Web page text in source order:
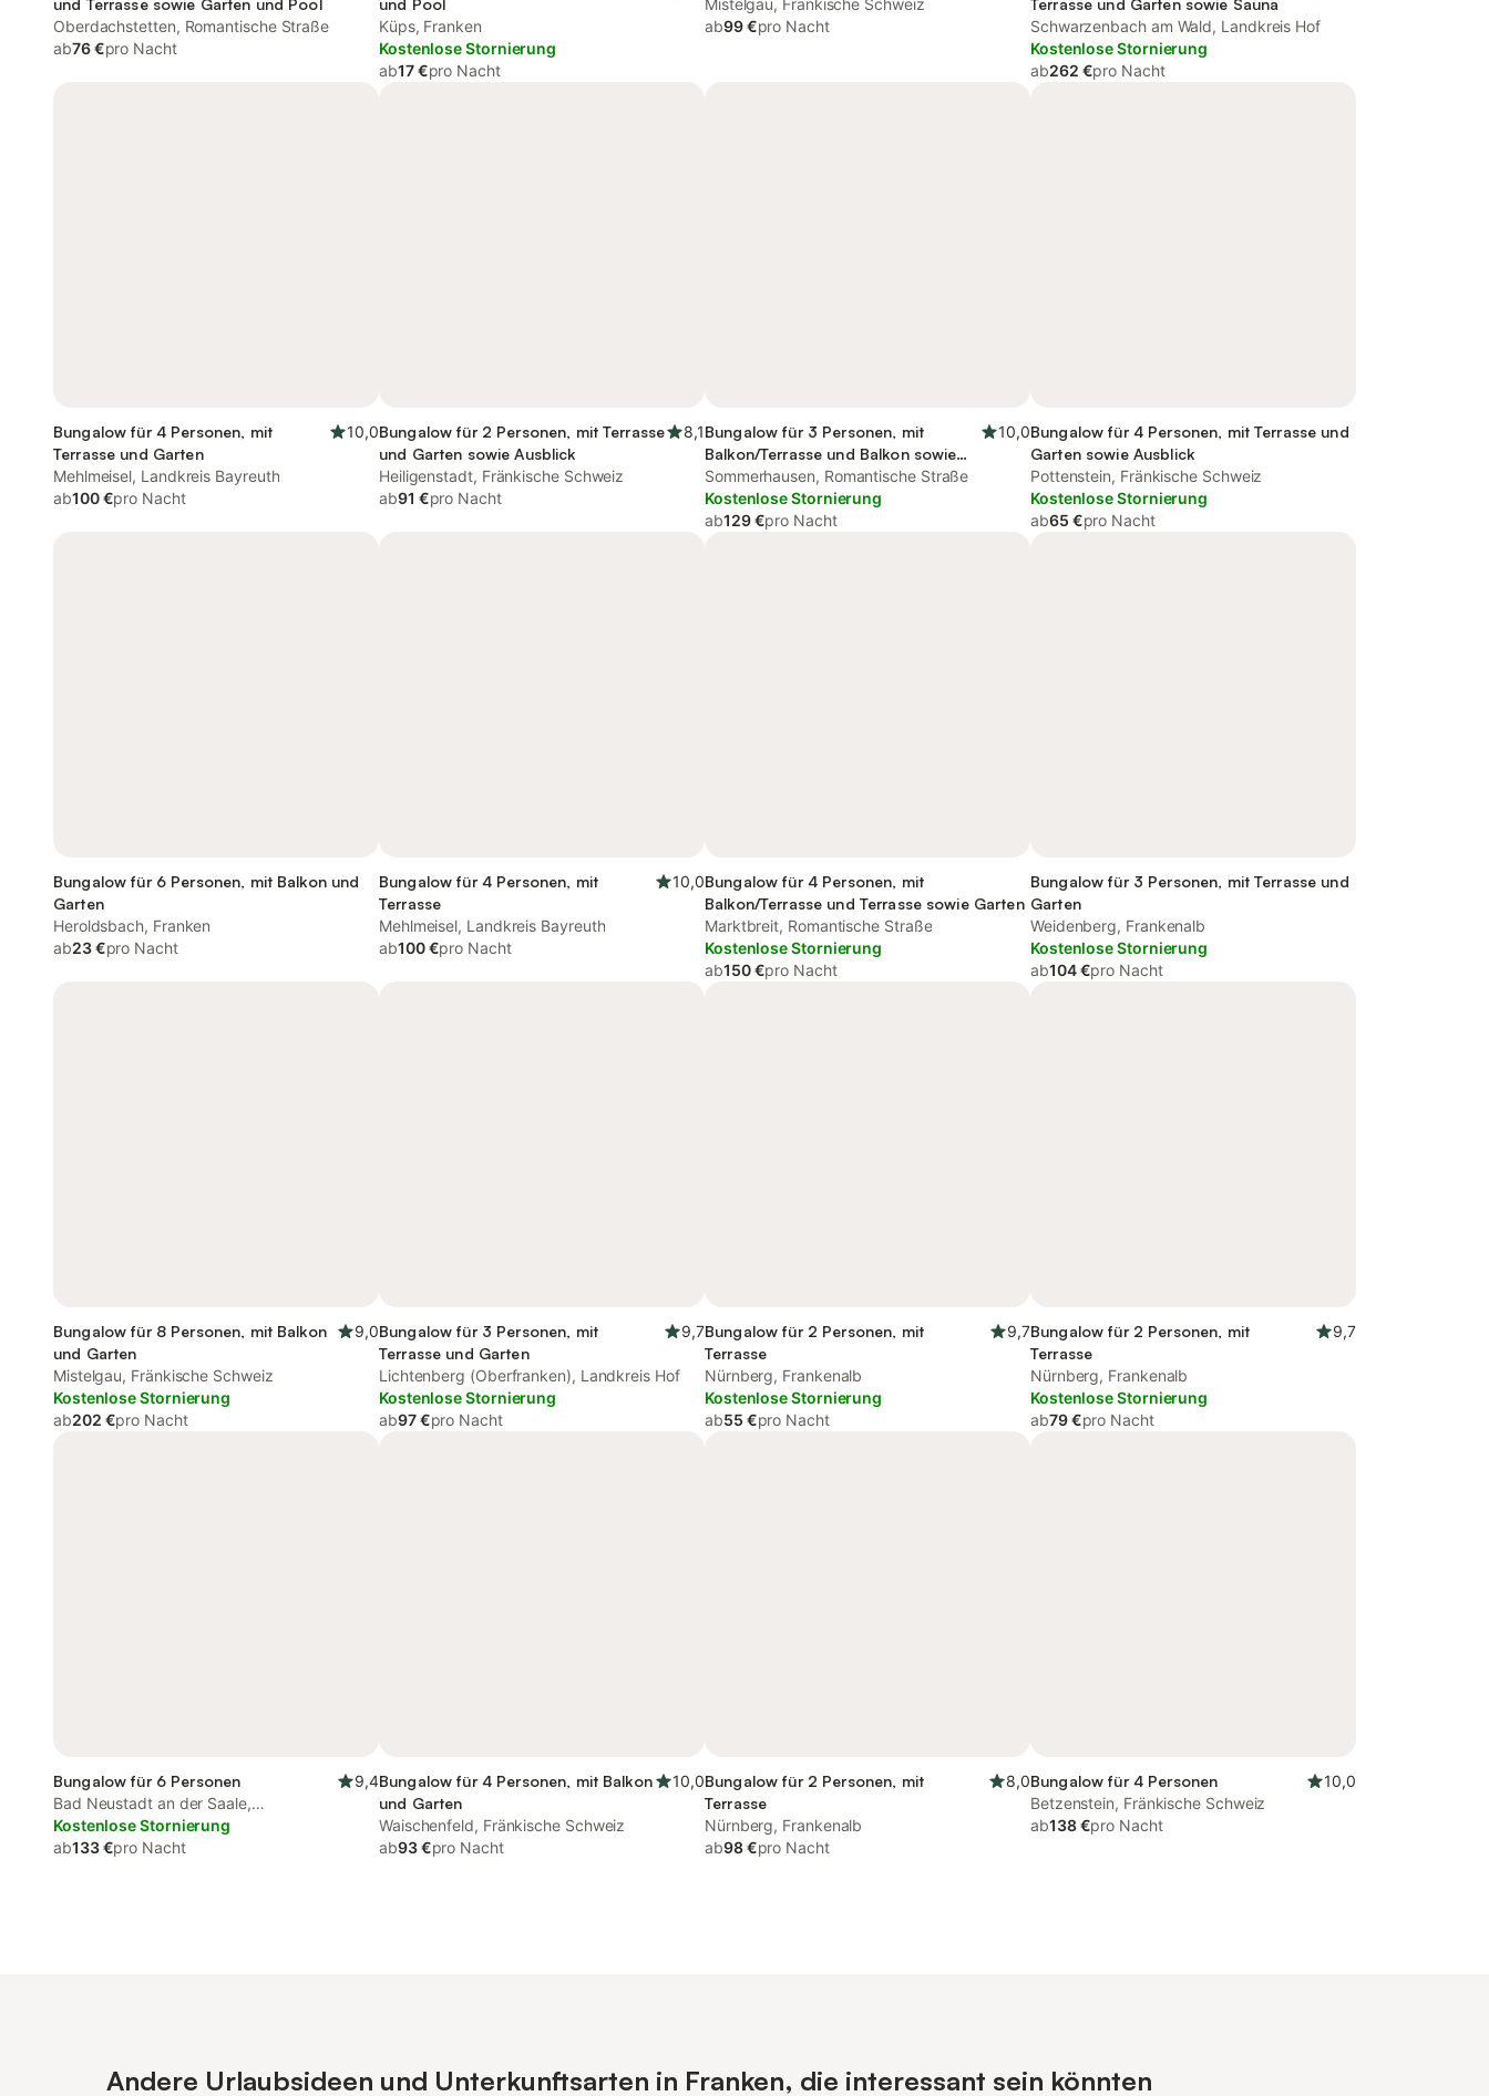
und Terrasse sowie Garten und Pool
Oberdachstetten, Romantische Straße
ab76 €pro Nacht
und Pool
Küps, Franken
Kostenlose Stornierung
ab17 €pro Nacht
Mistelgau, Fränkische Schweiz
ab99 €pro Nacht
Terrasse und Garten sowie Sauna
Schwarzenbach am Wald, Landkreis Hof
Kostenlose Stornierung
ab262 €pro Nacht
Bungalow für 4 Personen, mit
Terrasse und Garten
10,0
Mehlmeisel, Landkreis Bayreuth
ab100 €pro Nacht
Bungalow für 2 Personen, mit Terrasse
und Garten sowie Ausblick
8,1
Heiligenstadt, Fränkische Schweiz
ab91 €pro Nacht
Bungalow für 3 Personen, mit
Balkon/Terrasse und Balkon sowie
Terrasse
10,0
Sommerhausen, Romantische Straße
Kostenlose Stornierung
ab129 €pro Nacht
Bungalow für 4 Personen, mit Terrasse und
Garten sowie Ausblick
Pottenstein, Fränkische Schweiz
Kostenlose Stornierung
ab65 €pro Nacht
Bungalow für 6 Personen, mit Balkon und
Garten
Heroldsbach, Franken
ab23 €pro Nacht
Bungalow für 4 Personen, mit
Terrasse
10,0
Mehlmeisel, Landkreis Bayreuth
ab100 €pro Nacht
Bungalow für 4 Personen, mit
Balkon/Terrasse und Terrasse sowie Garten
Marktbreit, Romantische Straße
Kostenlose Stornierung
ab150 €pro Nacht
Bungalow für 3 Personen, mit Terrasse und
Garten
Weidenberg, Frankenalb
Kostenlose Stornierung
ab104 €pro Nacht
Bungalow für 8 Personen, mit Balkon
und Garten
9,0
Mistelgau, Fränkische Schweiz
Kostenlose Stornierung
ab202 €pro Nacht
Bungalow für 3 Personen, mit
Terrasse und Garten
9,7
Lichtenberg (Oberfranken), Landkreis Hof
Kostenlose Stornierung
ab97 €pro Nacht
Bungalow für 2 Personen, mit
Terrasse
9,7
Nürnberg, Frankenalb
Kostenlose Stornierung
ab55 €pro Nacht
Bungalow für 2 Personen, mit
Terrasse
9,7
Nürnberg, Frankenalb
Kostenlose Stornierung
ab79 €pro Nacht
Bungalow für 6 Personen
9,4
Bad Neustadt an der Saale,
Biosphärenreservat Rhön
Kostenlose Stornierung
ab133 €pro Nacht
Bungalow für 4 Personen, mit Balkon
und Garten
10,0
Waischenfeld, Fränkische Schweiz
ab93 €pro Nacht
Bungalow für 2 Personen, mit
Terrasse
8,0
Nürnberg, Frankenalb
ab98 €pro Nacht
Bungalow für 4 Personen
10,0
Betzenstein, Fränkische Schweiz
ab138 €pro Nacht
Andere Urlaubsideen und Unterkunftsarten in Franken, die interessant sein könnten